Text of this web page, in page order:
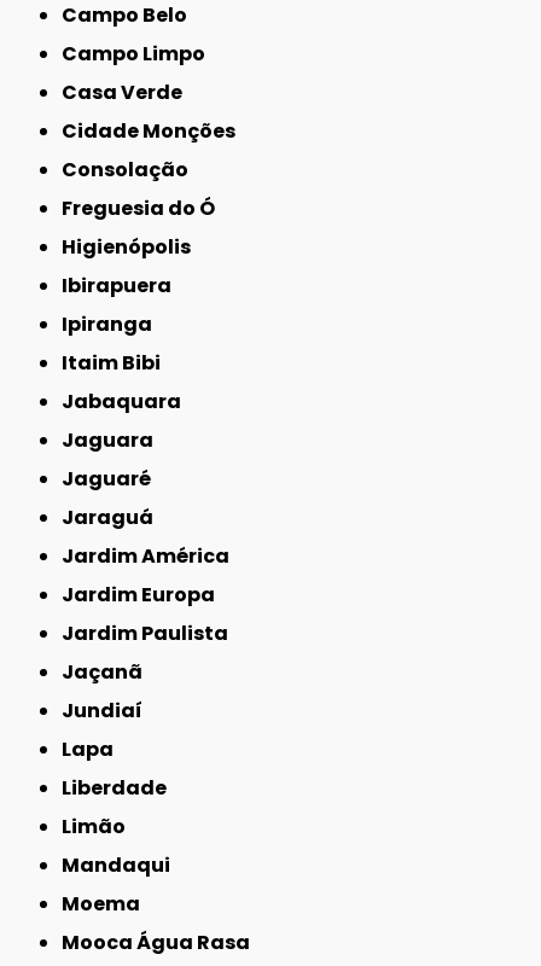
Campo Belo
Campo Limpo
Casa Verde
Cidade Monções
Consolação
Freguesia do Ó
Higienópolis
Ibirapuera
Ipiranga
Itaim Bibi
Jabaquara
Jaguara
Jaguaré
Jaraguá
Jardim América
Jardim Europa
Jardim Paulista
Jaçanã
Jundiaí
Lapa
Liberdade
Limão
Mandaqui
Moema
Mooca Água Rasa